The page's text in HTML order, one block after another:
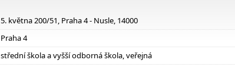
5. května 200/51, Praha 4 - Nusle, 14000
Praha 4
střední škola a vyšší odborná škola, veřejná